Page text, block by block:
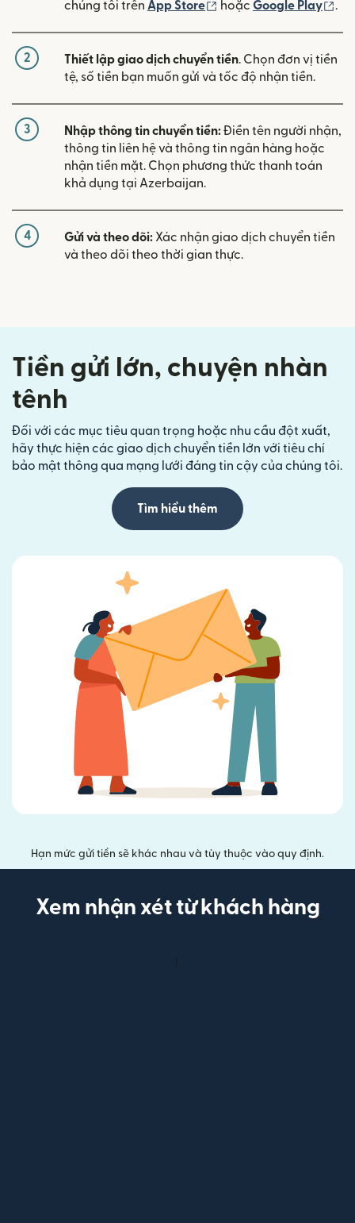
chúng tôi trên App Store (mở trong cửa sổ mới)
hoặc Google Play .
2 Thiết lập giao dịch chuyển tiền. Chọn đơn vị tiền
tệ, số tiền bạn muốn gửi và tốc độ nhận tiền.
3 Nhập thông tin chuyển tiền:Điền tên người nhận,
thông tin liên hệ và thông tin ngân hàng hoặc
nhận tiền mặt. Chọn phương thức thanh toán
khả dụng tại Azerbaijan.
4 Gửi và theo dõi: Xác nhận giao dịch chuyển tiền
và theo dõi theo thời gian thực.
Tiền gửi lớn, chuyện nhàn
tênh
Đối với các mục tiêu quan trọng hoặc nhu cầu đột xuất,
hãy thực hiện các giao dịch chuyển tiền lớn với tiêu chí
bảo mật thông qua mạng lưới đáng tin cậy của chúng tôi.
Tìm hiểu thêm
Hạn mức gửi tiền sẽ khác nhau và tùy thuộc vào quy định.
Xem nhận xét từ khách hàng